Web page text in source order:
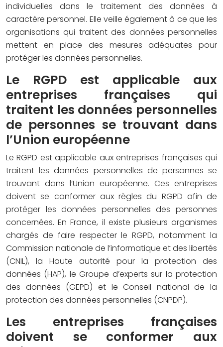
individuelles dans le traitement des données à
caractère personnel. Elle veille également à ce que les
organisations qui traitent des données personnelles
mettent en place des mesures adéquates pour
protéger les données personnelles.
Le RGPD est applicable aux
entreprises françaises qui
traitent les données personnelles
de personnes se trouvant dans
l’Union européenne
Le RGPD est applicable aux entreprises françaises qui
traitent les données personnelles de personnes se
trouvant dans l’Union européenne. Ces entreprises
doivent se conformer aux règles du RGPD afin de
protéger les données personnelles des personnes
concernées. En France, il existe plusieurs organismes
chargés de faire respecter le RGPD, notamment la
Commission nationale de l’informatique et des libertés
(CNIL), la Haute autorité pour la protection des
données (HAP), le Groupe d’experts sur la protection
des données (GEPD) et le Conseil national de la
protection des données personnelles (CNPDP).
Les entreprises françaises
doivent se conformer aux